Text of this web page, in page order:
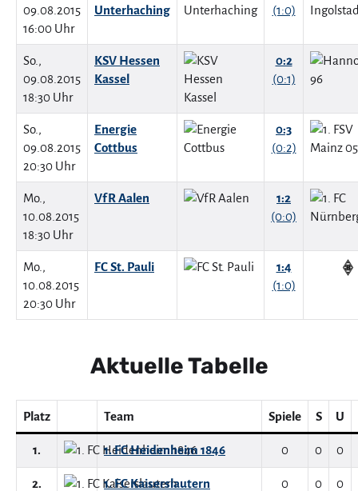
09.08.2015
16:00 Uhr
Unterhaching
(1:0)
So.,
09.08.2015
18:30 Uhr
KSV Hessen
Kassel
0:2
(0:1)
So.,
09.08.2015
20:30 Uhr
Energie
Cottbus
0:3
(0:2)
Mo.,
10.08.2015
18:30 Uhr
VfR Aalen
1:2
(0:0)
Mo.,
10.08.2015
20:30 Uhr
FC St. Pauli
1:4
(1:0)
Aktuelle Tabelle
Platz Team Spiele S U
1. 1. FC Heidenheim 1846 0 0 0
2. 1. FC Kaiserslautern 0 0 0